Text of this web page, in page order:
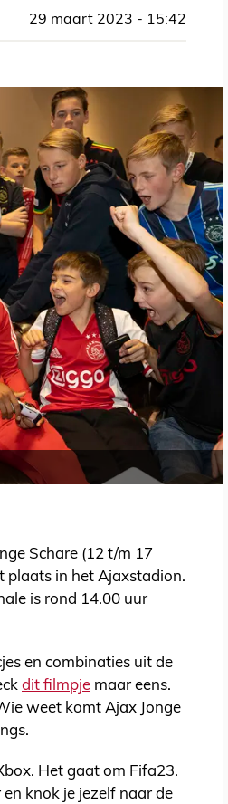
29 maart 2023 - 15:42
Schare (12 t/m 17
plaats in het Ajaxstadion.
is rond 14.00 uur
en combinaties uit de
dit filmpje maar eens.
weet komt Ajax Jonge
Het gaat om Fifa23.
knok je jezelf naar de